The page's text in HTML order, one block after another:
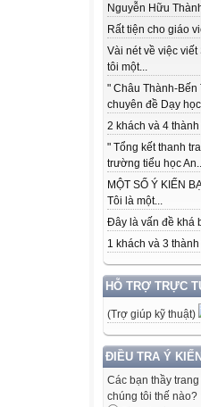
Nguyễn Hữu
Rất tiện cho giáo
Vài nét về việc viết
tôi một...
" Châu Thành-Bến
chuyên đề Dạy
2 khách và 4
" Tổng kết thanh
trường tiểu học
MỘT SỐ Ý KIẾN
Tôi là một...
Đây là vấn đề khá
1 khách và 3
HỖ TRỢ TRỰC
(Trợ giúp kỹ thuật)
ĐIỀU TRA Ý KIẾN
Các bạn thầy
chúng tôi thế nào?